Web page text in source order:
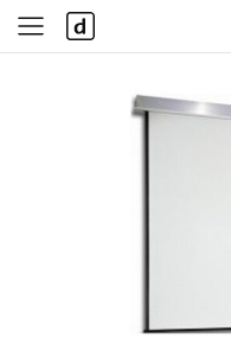
사
이
다
나
와